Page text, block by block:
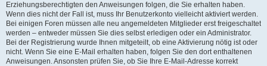
Erziehungsberechtigten den Anweisungen folgen, die Sie erhalten haben.
Wenn dies nicht der Fall ist, muss Ihr Benutzerkonto vielleicht aktiviert werden.
Bei einigen Foren müssen alle neu angemeldeten Mitglieder erst freigeschaltet
werden – entweder müssen Sie dies selbst erledigen oder ein Administrator.
Bei der Registrierung wurde Ihnen mitgeteilt, ob eine Aktivierung nötig ist oder
nicht. Wenn Sie eine E-Mail erhalten haben, folgen Sie den dort enthaltenen
Anweisungen. Ansonsten prüfen Sie, ob Sie Ihre E-Mail-Adresse korrekt